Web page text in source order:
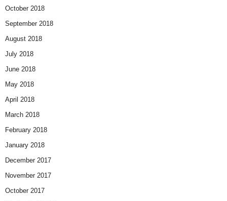
October 2018
September 2018
August 2018
July 2018
June 2018
May 2018
April 2018
March 2018
February 2018
January 2018
December 2017
November 2017
October 2017